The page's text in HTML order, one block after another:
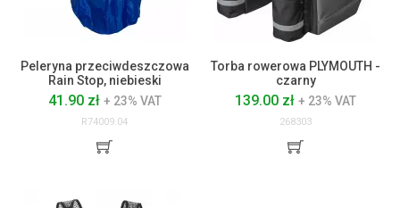
Peleryna przeciwdeszczowa
Rain Stop, niebieski
41.90 zł + 23% VAT
R74009.04
Torba rowerowa PLYMOUTH -
czarny
139.00 zł + 23% VAT
268303